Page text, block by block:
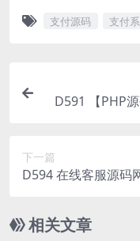
支付源码 支付
D591 【PHP
下一篇
D594 在线客服源码
相关文章